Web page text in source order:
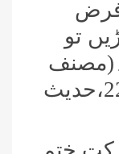
فرض
تو
ابن ابی شیبہ، ج8، ص223،حدیث